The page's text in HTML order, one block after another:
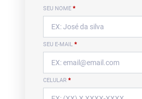
SEU NOME *
SEU E-MAIL *
CELULAR *